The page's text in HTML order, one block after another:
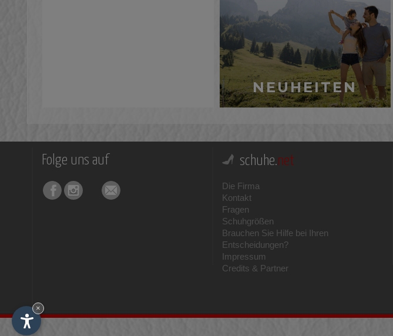
NEUHEITEN
Folge uns auf schuhe.net
Die Firma
Kontakt
Fragen
Schuhgrößen
Brauchen Sie Hilfe bei Ihren
Entscheidungen?
Impressum
Credits & Partner
×